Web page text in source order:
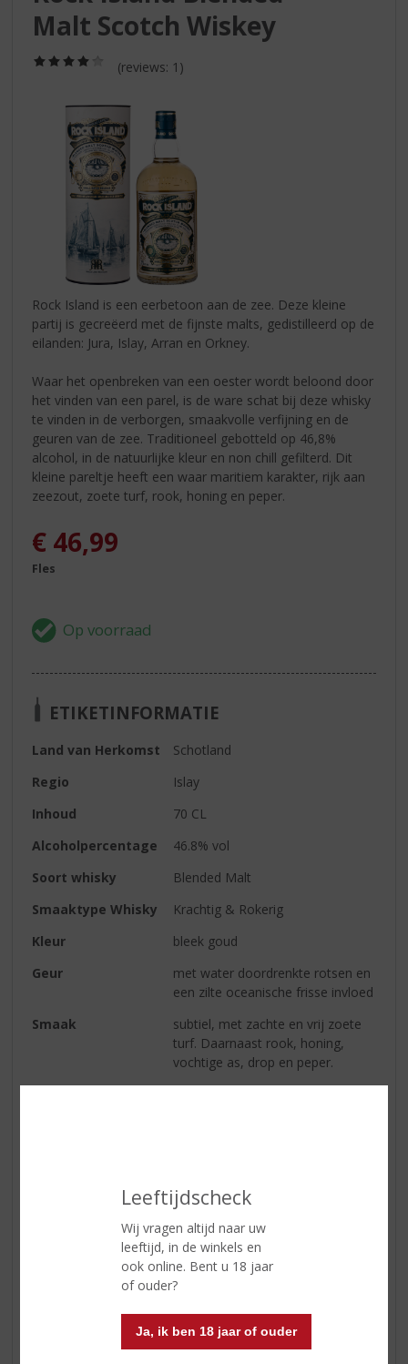
Leeftijdscheck
Wij vragen altijd naar uw
leeftijd, in de winkels en
ook online. Bent u 18 jaar
of ouder?
Ja, ik ben 18 jaar of ouder
Malt Scotch Wiskey
/
(reviews: 1)
Rock Island is een eerbetoon aan de zee. Deze kleine
partij is gecreëerd met de fijnste malts, gedistilleerd op de
eilanden: Jura, Islay, Arran en Orkney.
Waar het openbreken van een oester wordt beloond door
het vinden van een parel, is de ware schat bij deze whisky
te vinden in de verborgen, smaakvolle verfijning en de
geuren van de zee. Traditioneel gebotteld op 46,8%
alcohol, in de natuurlijke kleur en non chill gefilterd. Dit
kleine pareltje heeft een waar maritiem karakter, rijk aan
zeezout, zoete turf, rook, honing en peper.
€ 46,99
Fles
ETIKETINFORMATIE
Land van Herkomst
Schotland
Regio
Islay
Inhoud
70 CL
Alcoholpercentage
46.8% vol
Soort whisky
Blended Malt
Smaaktype Whisky
Krachtig & Rokerig
Kleur
bleek goud
Geur
met water doordrenkte rotsen en
een zilte oceanische frisse invloed
Smaak
subtiel, met zachte en vrij zoete
turf. Daarnaast rook, honing,
vochtige as, drop en peper.
Reviews
Schrijf een review
/
Verrassend zacht en ziltig